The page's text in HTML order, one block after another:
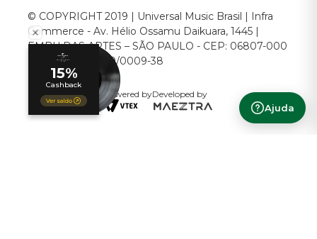
Ajuda
© COPYRIGHT 2019 | Universal Music Brasil | Infra
Commerce - Av. Hélio Ossamu Daikuara, 1445 |
EMBU DAS ARTES – SÃO PAULO - CEP: 06807-000
CNPJ: 00.952.789/0009-38
Powered byDeveloped by